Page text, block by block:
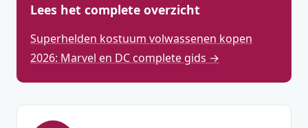
Lees het complete overzicht
Superhelden kostuum volwassenen kopen
2026: Marvel en DC complete gids →